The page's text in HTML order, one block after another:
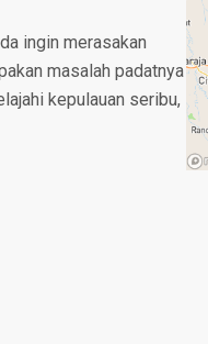
ingin merasakan
masalah padatnya
kepulauan seribu,